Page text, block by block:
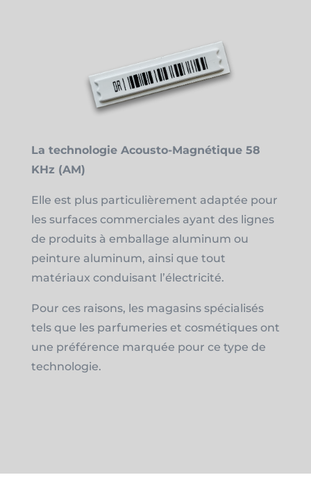
La technologie Acousto-Magnétique 58
KHz (AM)
Elle est plus particulièrement adaptée pour
les surfaces commerciales ayant des lignes
de produits à emballage aluminum ou
peinture aluminum, ainsi que tout
matériaux conduisant l’électricité.
Pour ces raisons, les magasins spécialisés
tels que les parfumeries et cosmétiques ont
une préférence marquée pour ce type de
technologie.